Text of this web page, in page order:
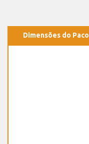
Dimensões do